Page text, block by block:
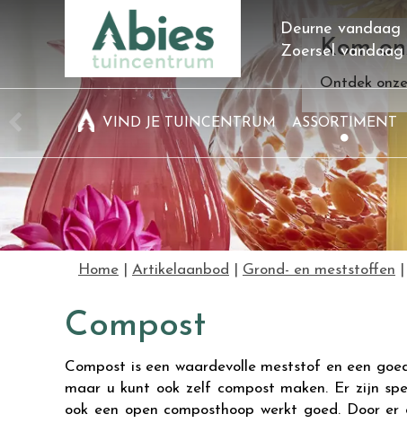
Kom
Ontdek
Home Artikelaanbod Grond- en meststoffen
Deurne vandaag
Zoersel
VIND JE TUINCENTRUM ASSORTIMENT
Compost
Compost is een waardevolle meststof en een
maar u kunt ook zelf compost maken. Er zijn
ook een open composthoop werkt goed. Door